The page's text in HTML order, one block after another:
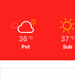
36 ℃
Pet
37 ℃
Sub